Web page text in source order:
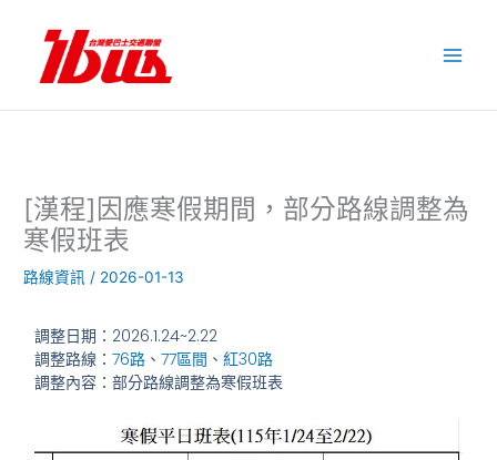
內
[漢程]因應寒假期間，部分路線調整為
寒假班表
路線資訊 / 2026-01-13
調整日期：2026.1.24~2.22
調整路線：76路 、77區間 、紅30路
調整內容：部分路線調整為寒假班表